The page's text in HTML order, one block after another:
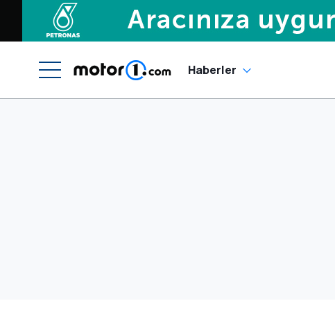
Haberler